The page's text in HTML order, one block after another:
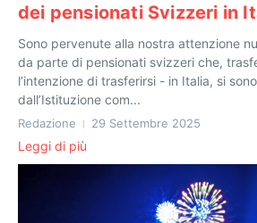
dei pensionati Svizzeri in
Sono pervenute alla nostra attenzione
da parte di pensionati svizzeri che,
l’intenzione di trasferirsi - in Italia, si
dall’Istituzione com...
Redazione 29 Settembre 2025
Leggi di più